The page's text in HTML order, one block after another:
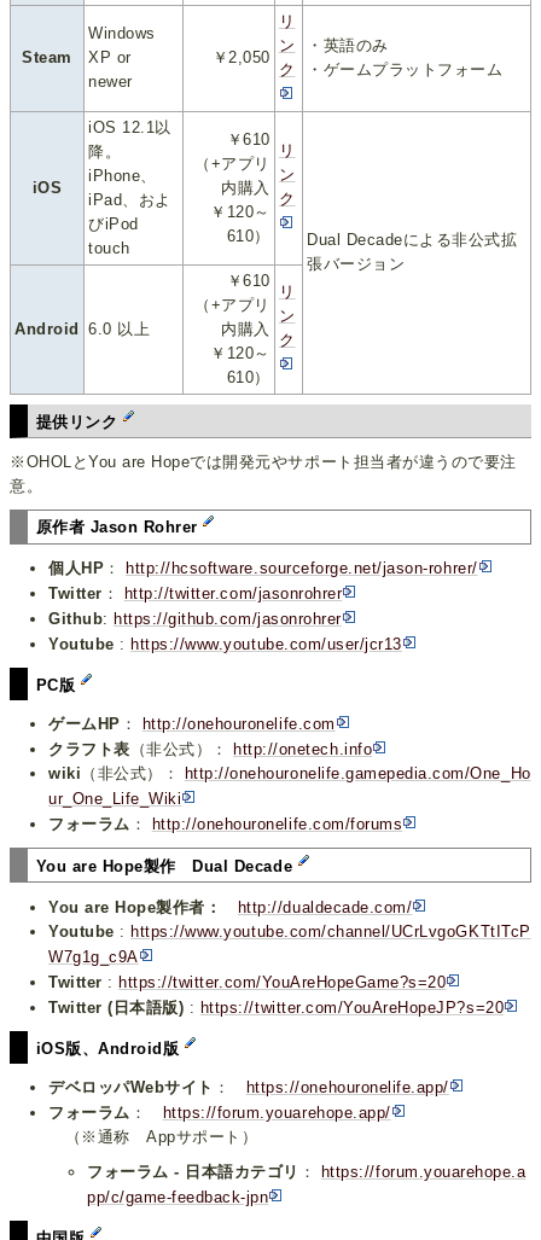
Steam
Windows
XP or
newer
￥2,050
リ
ン
ク
・英語のみ
・ゲームプラットフォーム
iOS
iOS 12.1以
降。
iPhone、
iPad、およ
びiPod
touch
￥610
（+アプリ
内購入
￥120～
610）
リ
ン
ク
Dual Decadeによる非公式拡
張バージョン
Android 6.0 以上
￥610
（+アプリ
内購入
￥120～
610）
リ
ン
ク
提供リンク
※OHOLとYou are Hopeでは開発元やサポート担当者が違うので要注
意。
原作者 Jason Rohrer
個人HP ：
http://hcsoftware.sourceforge.net/jason-rohrer/
Twitter ：
http://twitter.com/jasonrohrer
Github: https://github.com/jasonrohrer
Youtube : https://www.youtube.com/user/jcr13
PC版
ゲームHP ：
http://onehouronelife.com
クラフト表 （非公式）：
http://onetech.info
wiki （非公式）：
http://onehouronelife.gamepedia.com/One_Ho
ur_One_Life_Wiki
フォーラム ： http://onehouronelife.com/forums
You are Hope製作 Dual Decade
You are Hope製作者：
http://dualdecade.com/
Youtube :https://www.youtube.com/channel/UCrLvgoGKTtITcP
W7g1g_c9A
Twitter :https://twitter.com/YouAreHopeGame?s=20
Twitter (日本語版) : https://twitter.com/YouAreHopeJP?s=20
iOS版、Android版
デベロッパWebサイト ：
https://onehouronelife.app/
フォーラム ：
https://forum.youarehope.app/
（※通称 Appサポート）
フォーラム - 日本語カテゴリ ：
https://forum.youarehope.a
pp/c/game-feedback-jpn